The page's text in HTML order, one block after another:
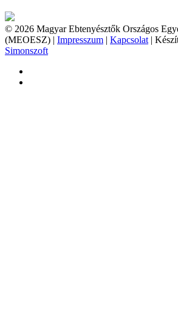
© 2026 Magyar Ebtenyésztők Országos
(MEOESZ) | Impresszum | Kapcsolat |
Simonszoft